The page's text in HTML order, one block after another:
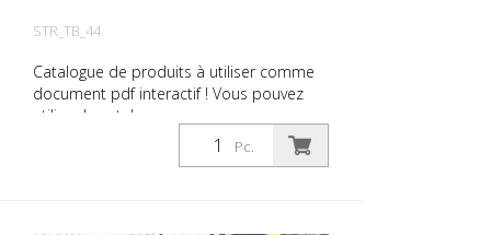
STR_TB_44
Catalogue de produits à utiliser comme
document pdf interactif ! Vous pouvez
utiliser le catalogue sous
Téléchargements dans la langue de votre
choix. Si vous avez également besoin du
Pc.